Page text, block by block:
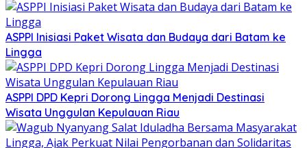
ASPPI Inisiasi Paket Wisata dan Budaya dari Batam ke
Lingga
ASPPI DPD Kepri Dorong Lingga Menjadi Destinasi
Wisata Unggulan Kepulauan Riau